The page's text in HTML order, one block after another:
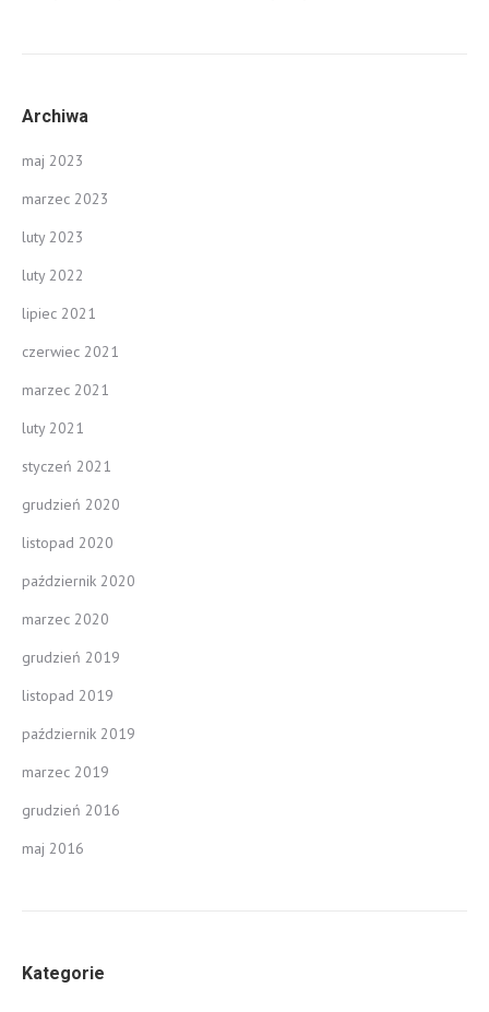
Archiwa
maj 2023
marzec 2023
luty 2023
luty 2022
lipiec 2021
czerwiec 2021
marzec 2021
luty 2021
styczeń 2021
grudzień 2020
listopad 2020
październik 2020
marzec 2020
grudzień 2019
listopad 2019
październik 2019
marzec 2019
grudzień 2016
maj 2016
Kategorie